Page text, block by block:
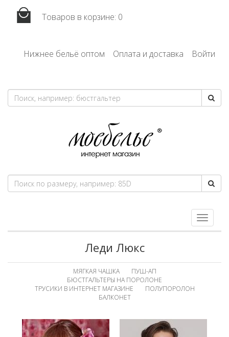
Товаров в корзине: 0
Нижнее бельё оптом Оплата и доставка Войти
Toggle
navigation
Леди Люкс
МЯГКАЯ ЧАШКА
ПУШ-АП
БЮСТГАЛЬТЕРЫ НА ПОРОЛОНЕ
ТРУСИКИ В ИНТЕРНЕТ МАГАЗИНЕ
ПОЛУПОРОЛОН
БАЛКОНЕТ